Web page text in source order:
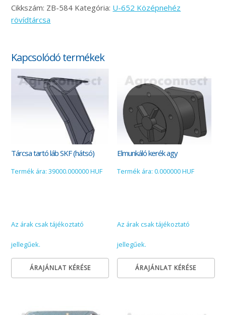
Cikkszám: ZB-584 Kategória: U-652 Középnehéz
rövídtárcsa
Kapcsolódó termékek
Tárcsa tartó láb SKF (hátsó)
Termék ára: 39000.000000 HUF
Az árak csak tájékoztató
jellegűek.
ÁRAJÁNLAT KÉRÉSE
Elmunkáló kerék agy
Termék ára: 0.000000 HUF
Az árak csak tájékoztató
jellegűek.
ÁRAJÁNLAT KÉRÉSE